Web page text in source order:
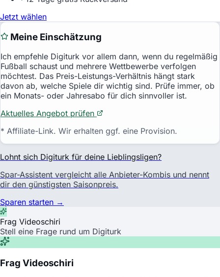
Jetzt wählen
Meine Einschätzung
Ich empfehle Digiturk vor allem dann, wenn du regelmäßig
Fußball schaust und mehrere Wettbewerbe verfolgen
möchtest. Das Preis-Leistungs-Verhältnis hängt stark
davon ab, welche Spiele dir wichtig sind. Prüfe immer, ob
ein Monats- oder Jahresabo für dich sinnvoller ist.
Aktuelles Angebot prüfen
* Affiliate-Link. Wir erhalten ggf. eine Provision.
Lohnt sich Digiturk für deine Lieblingsligen?
Spar-Assistent vergleicht alle Anbieter-Kombis und nennt
dir den günstigsten Saisonpreis.
Sparen starten →
Frag Videoschiri
Stell eine Frage rund um Digiturk
Frag Videoschiri